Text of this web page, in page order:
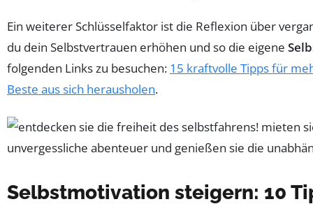
Ein weiterer Schlüsselfaktor ist die Reflexion über
du dein Selbstvertrauen erhöhen und so die eigene
folgenden Links zu besuchen: 15 kraftvolle Tipps für
Beste aus sich herausholen.
Selbstmotivation steigern: 10